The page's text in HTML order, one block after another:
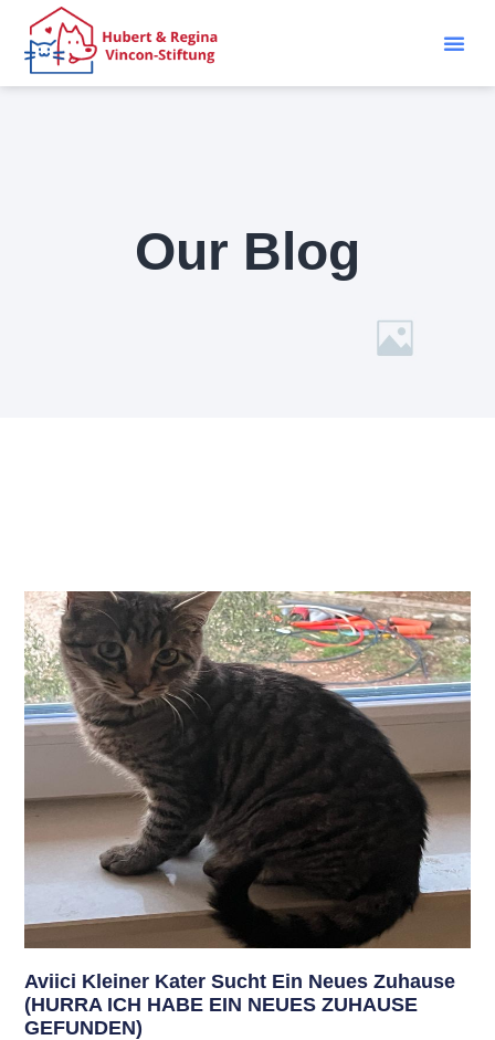
Our Blog
Aviici Kleiner Kater Sucht Ein Neues Zuhause
(HURRA ICH HABE EIN NEUES ZUHAUSE
GEFUNDEN)